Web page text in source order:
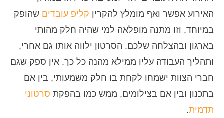
האירוע אפשר ואף מומלץ להקרין קליפ עובדים שהופק
במיוחד, וזו מתנה מופלאה למי שהיה חלק מהותי
בארגון ובהצלחה שלכם. הסרטון ילווה אותו גם אחרי,
ותהליך העבודה עליו ממילא מהנה כל כך. אין ספק שגם
חברי הצוות ישמחו לקחת בו חלק משמעותי, בין אם
בתכנון ובין אם בצילומים, ממש כמו בהפקת סרטוני
תדמית.